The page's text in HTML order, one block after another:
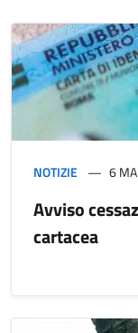
NOTIZIE 6
Avviso
cartacea